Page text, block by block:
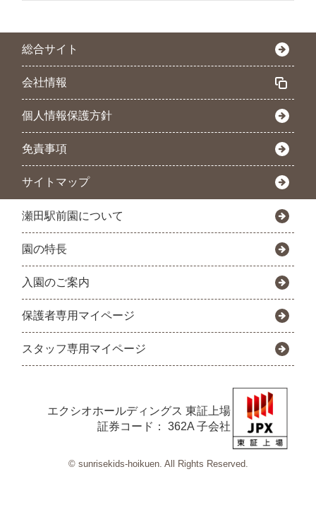
総合サイト
会社情報
個人情報保護方針
免責事項
サイトマップ
瀬田駅前園について
園の特長
入園のご案内
保護者専用マイページ
スタッフ専用マイページ
エクシオホールディングス 東証上場
証券コード： 362A 子会社
© sunrisekids-hoikuen. All Rights Reserved.